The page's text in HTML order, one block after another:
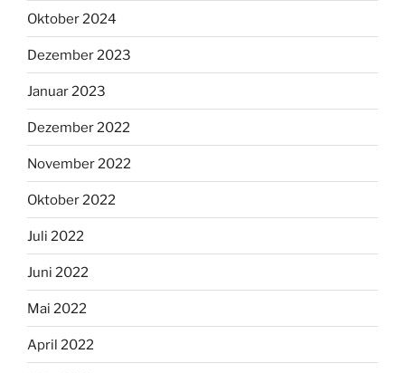
Oktober 2024
Dezember 2023
Januar 2023
Dezember 2022
November 2022
Oktober 2022
Juli 2022
Juni 2022
Mai 2022
April 2022